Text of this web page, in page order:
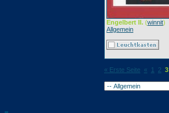
Engelbert II. (winnit)
Allgemein
« Erste Seite « 1 2 3